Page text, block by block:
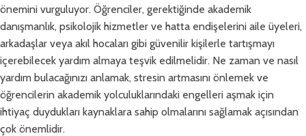
önemini vurguluyor. Öğrenciler, gerektiğinde akademik
danışmanlık, psikolojik hizmetler ve hatta endişelerini aile üyeleri,
arkadaşlar veya akıl hocaları gibi güvenilir kişilerle tartışmayı
içerebilecek yardım almaya teşvik edilmelidir. Ne zaman ve nasıl
yardım bulacağınızı anlamak, stresin artmasını önlemek ve
öğrencilerin akademik yolculuklarındaki engelleri aşmak için
ihtiyaç duydukları kaynaklara sahip olmalarını sağlamak açısından
çok önemlidir.